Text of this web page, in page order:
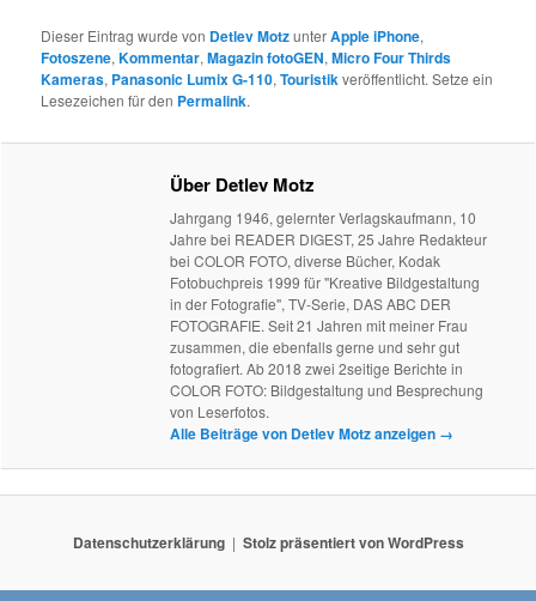
Dieser Eintrag wurde von Detlev MotzunterApple iPhone,
Fotoszene,Kommentar,Magazin fotoGEN,Micro Four Thirds
Kameras, Panasonic Lumix G-110,Touristik veröffentlicht. Setze ein
Lesezeichen für den Permalink.
Über Detlev Motz
Jahrgang 1946, gelernter Verlagskaufmann, 10
Jahre bei READER DIGEST, 25 Jahre Redakteur
bei COLOR FOTO, diverse Bücher, Kodak
Fotobuchpreis 1999 für "Kreative Bildgestaltung
in der Fotografie", TV-Serie, DAS ABC DER
FOTOGRAFIE. Seit 21 Jahren mit meiner Frau
zusammen, die ebenfalls gerne und sehr gut
fotografiert. Ab 2018 zwei 2seitige Berichte in
COLOR FOTO: Bildgestaltung und Besprechung
von Leserfotos.
Alle Beiträge von Detlev Motz anzeigen →
Datenschutzerklärung Stolz präsentiert von WordPress